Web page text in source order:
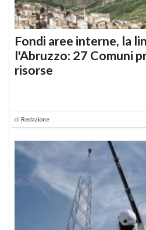
Fondi aree interne, la
l'Abruzzo: 27 Comuni
risorse
di Redazione